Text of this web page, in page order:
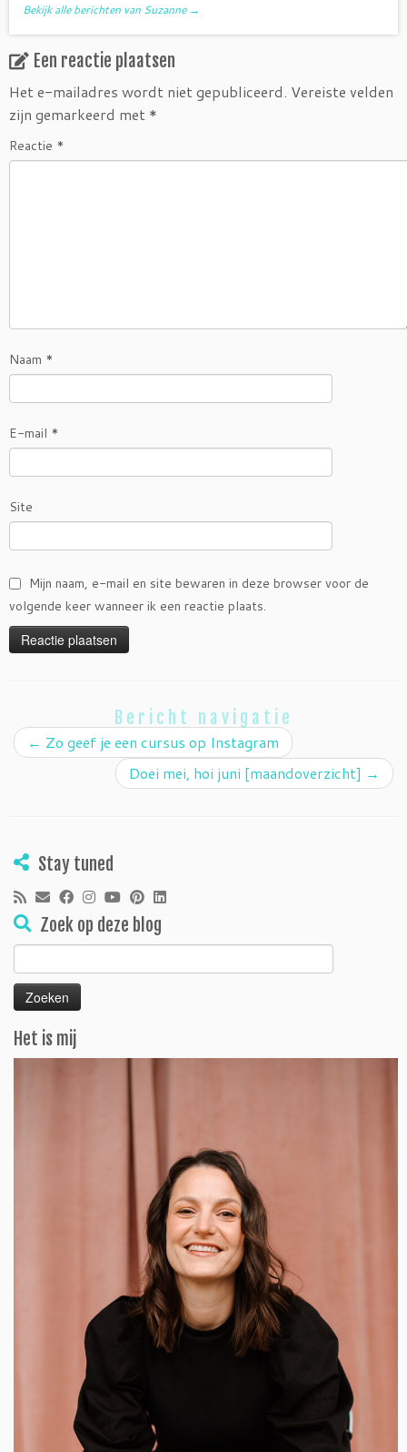
Bekijk alle berichten van Suzanne →
Een reactie plaatsen
Het e-mailadres wordt niet gepubliceerd. Vereiste velden
zijn gemarkeerd met *
Reactie *
Naam *
E-mail *
Site
Mijn naam, e-mail en site bewaren in deze browser voor de
volgende keer wanneer ik een reactie plaats.
Bericht navigatie
← Zo geef je een cursus op Instagram
Doei mei, hoi juni [maandoverzicht] →
Stay tuned
Zoek op deze blog
Zoeken
naar:
Het is mij